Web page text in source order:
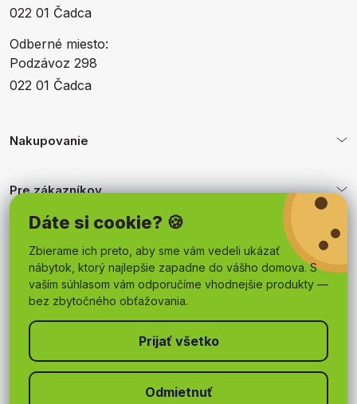
Dáte si cookie? 🍪
Zbierame ich preto, aby sme vám vedeli ukázať
nábytok, ktorý najlepšie zapadne do vášho domova. S
vaším súhlasom vám odporučíme vhodnejšie produkty —
bez zbytočného obťažovania.
Odmietnuť
022 01 Čadca
Odberné miesto:
Podzávoz 298
022 01 Čadca
Nakupovanie
Pre zákazníkov
mojnabytok.sk. Všetky práva vyhradené.